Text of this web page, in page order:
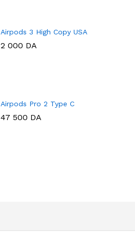
Airpods 3 High Copy USA
2 000 DA
Airpods Pro 2 Type C
47 500 DA